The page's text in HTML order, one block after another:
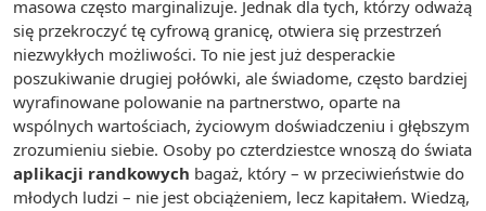
masowa często marginalizuje. Jednak dla tych, którzy odważą
się przekroczyć tę cyfrową granicę, otwiera się przestrzeń
niezwykłych możliwości. To nie jest już desperackie
poszukiwanie drugiej połówki, ale świadome, często bardziej
wyrafinowane polowanie na partnerstwo, oparte na
wspólnych wartościach, życiowym doświadczeniu i głębszym
zrozumieniu siebie. Osoby po czterdziestce wnoszą do świata
aplikacji randkowych bagaż, który – w przeciwieństwie do
młodych ludzi – nie jest obciążeniem, lecz kapitałem. Wiedzą,